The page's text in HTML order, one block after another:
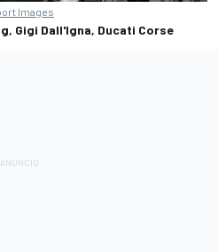
Images
Gigi Dall'Igna, Ducati Corse